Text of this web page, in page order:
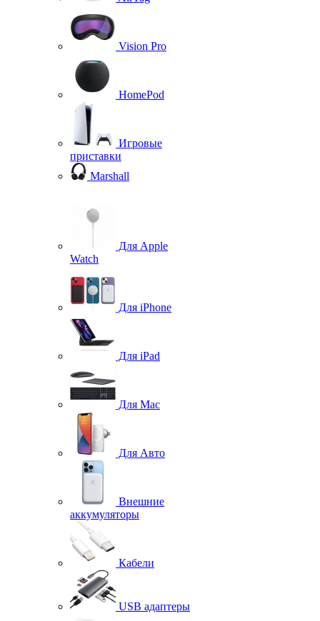
Vision Pro
HomePod
Игровые
приставки
Marshall
Для Apple
Watch
Для iPhone
Для iPad
Для Mac
Для Авто
Внешние
аккумуляторы
Кабели
USB адаптеры